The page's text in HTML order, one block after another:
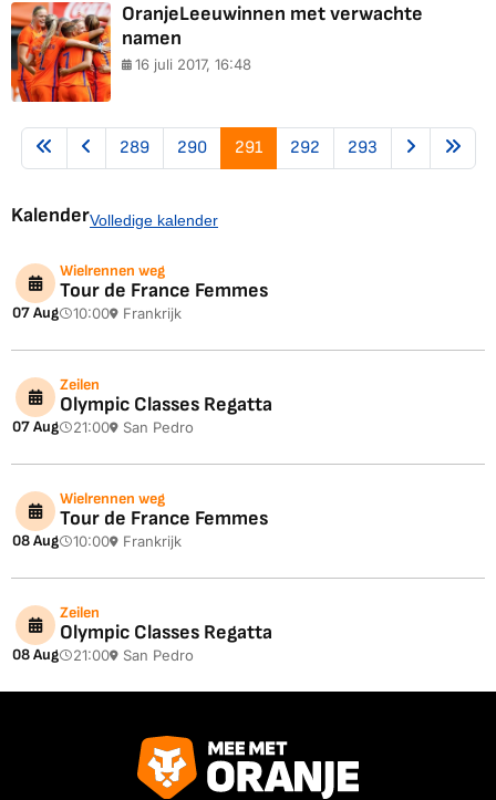
OranjeLeeuwinnen met verwachte
namen
16 juli 2017, 16:48
289 290 291 292 293
KalenderVolledige kalender
07 Aug
Wielrennen weg
Tour de France Femmes
10:00 Frankrijk
07 Aug
Zeilen
Olympic Classes Regatta
21:00 San Pedro
08 Aug
Wielrennen weg
Tour de France Femmes
10:00 Frankrijk
08 Aug
Zeilen
Olympic Classes Regatta
21:00 San Pedro